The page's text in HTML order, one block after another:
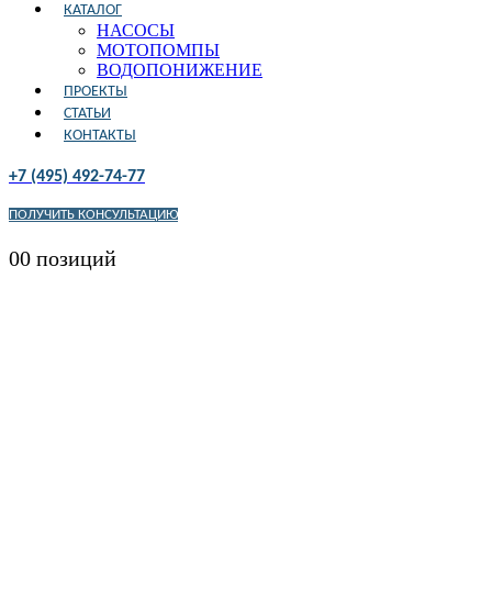
КАТАЛОГ
НАСОСЫ
МОТОПОМПЫ
ВОДОПОНИЖЕНИЕ
ПРОЕКТЫ
СТАТЬИ
КОНТАКТЫ
+7 (495) 492-74-77
ПОЛУЧИТЬ КОНСУЛЬТАЦИЮ
00 позиций